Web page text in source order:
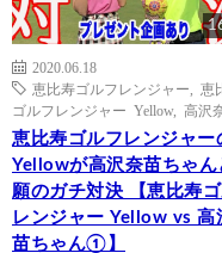
2020.06.18
恵比寿ゴルフレンジャー
恵
ゴルフレンジャー Yellow, 高沢
恵比寿ゴルフレンジャー
Yellowが高沢奈苗ちゃん
願のガチ対決 【恵比寿
レンジャー Yellow vs 高
苗ちゃん①】